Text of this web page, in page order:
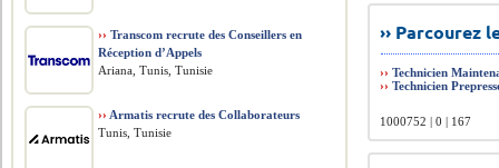
››
››Technicien
››Technicien
1000752 | 0 | 167
›› Transcom recrute des Conseillers en
Réception d’Appels
Ariana, Tunis, Tunisie
›› Armatis recrute des Collaborateurs
Tunis, Tunisie